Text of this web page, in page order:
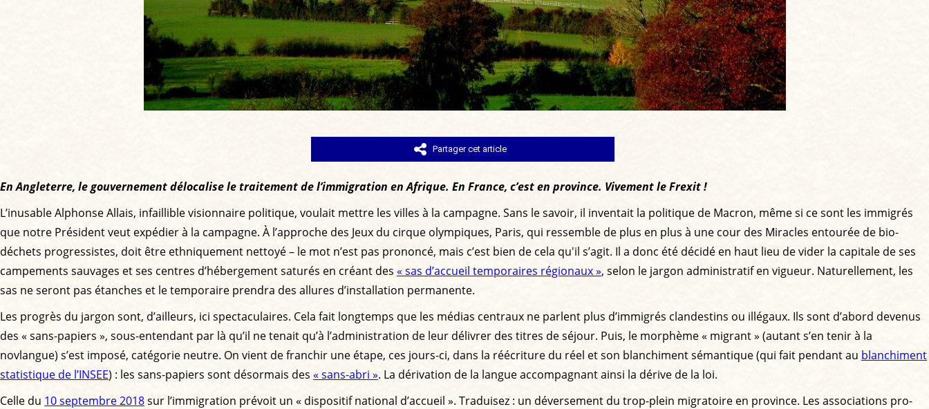
Partager cet article
En Angleterre, le gouvernement délocalise le traitement de l’immigration en Afrique. En France, c’est en province. Vivement le Frexit !
L’inusable Alphonse Allais, infaillible visionnaire politique, voulait mettre les villes à la campagne. Sans le savoir, il inventait la politique de Macron, même si ce sont les immigrés
que notre Président veut expédier à la campagne. À l’approche des Jeux du cirque olympiques, Paris, qui ressemble de plus en plus à une cour des Miracles entourée de bio-
déchets progressistes, doit être ethniquement nettoyé – le mot n’est pas prononcé, mais c’est bien de cela qu'il s’agit. Il a donc été décidé en haut lieu de vider la capitale de ses
campements sauvages et ses centres d’hébergement saturés en créant des « sas d’accueil temporaires régionaux », selon le jargon administratif en vigueur. Naturellement, les
sas ne seront pas étanches et le temporaire prendra des allures d’installation permanente.
Les progrès du jargon sont, d’ailleurs, ici spectaculaires. Cela fait longtemps que les médias centraux ne parlent plus d’immigrés clandestins ou illégaux. Ils sont d’abord devenus
des « sans-papiers », sous-entendant par là qu’il ne tenait qu’à l’administration de leur délivrer des titres de séjour. Puis, le morphème « migrant » (autant s’en tenir à la
novlangue) s’est imposé, catégorie neutre. On vient de franchir une étape, ces jours-ci, dans la réécriture du réel et son blanchiment sémantique (qui fait pendant au blanchiment
statistique de l’INSEE) : les sans-papiers sont désormais des « sans-abri ». La dérivation de la langue accompagnant ainsi la dérive de la loi.
Celle du 10 septembre 2018sur l’immigration prévoit un « dispositif national d’accueil ». Traduisez : un déversement du trop-plein migratoire en province. Les associations pro-